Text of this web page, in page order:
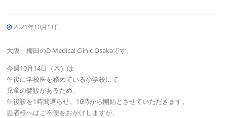
2021年10月11日
大阪 梅田のD Medical Clinic Osakaです。
今週10月14日（木）は
午後に学校医を務めている小学校にて
児童の健診があるため、
午後診を1時間遅らせ、16時から開始とさせていただきます。
患者様へはご不便をおかけしますが、